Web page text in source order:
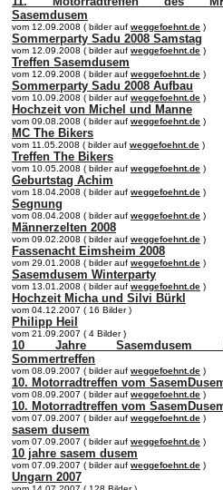
Sasemdusem
vom 12.09.2008 ( bilder auf weggefoehnt.de )
Sommerparty Sadu 2008 Samstag
vom 12.09.2008 ( bilder auf weggefoehnt.de )
Treffen Sasemdusem
vom 12.09.2008 ( bilder auf weggefoehnt.de )
Sommerparty Sadu 2008 Aufbau
vom 10.09.2008 ( bilder auf weggefoehnt.de )
Hochzeit von Michel und Manne
vom 09.08.2008 ( bilder auf weggefoehnt.de )
MC The Bikers
vom 11.05.2008 ( bilder auf weggefoehnt.de )
Treffen The Bikers
vom 10.05.2008 ( bilder auf weggefoehnt.de )
Geburtstag Achim
vom 18.04.2008 ( bilder auf weggefoehnt.de )
Segnung
vom 08.04.2008 ( bilder auf weggefoehnt.de )
Männerzelten 2008
vom 09.02.2008 ( bilder auf weggefoehnt.de )
Fassenacht Eimsheim 2008
vom 29.01.2008 ( bilder auf weggefoehnt.de )
Sasemdusem Winterparty
vom 13.01.2008 ( bilder auf weggefoehnt.de )
Hochzeit Micha und Silvi Bürkl
vom 04.12.2007 ( 16 Bilder )
Philipp Heil
vom 21.09.2007 ( 4 Bilder )
10 Jahre Sasemdusem
Sommertreffen
vom 08.09.2007 ( bilder auf weggefoehnt.de )
10. Motorradtreffen vom
vom 08.09.2007 ( bilder auf weggefoehnt.de )
10. Motorradtreffen vom
vom 07.09.2007 ( bilder auf weggefoehnt.de )
sasem dusem
vom 07.09.2007 ( bilder auf weggefoehnt.de )
10 jahre sasem dusem
vom 07.09.2007 ( bilder auf weggefoehnt.de )
Ungarn 2007